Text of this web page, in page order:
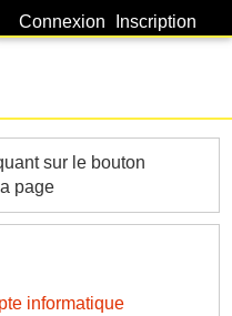
Connexion Inscription
sur le bouton
page
informatique